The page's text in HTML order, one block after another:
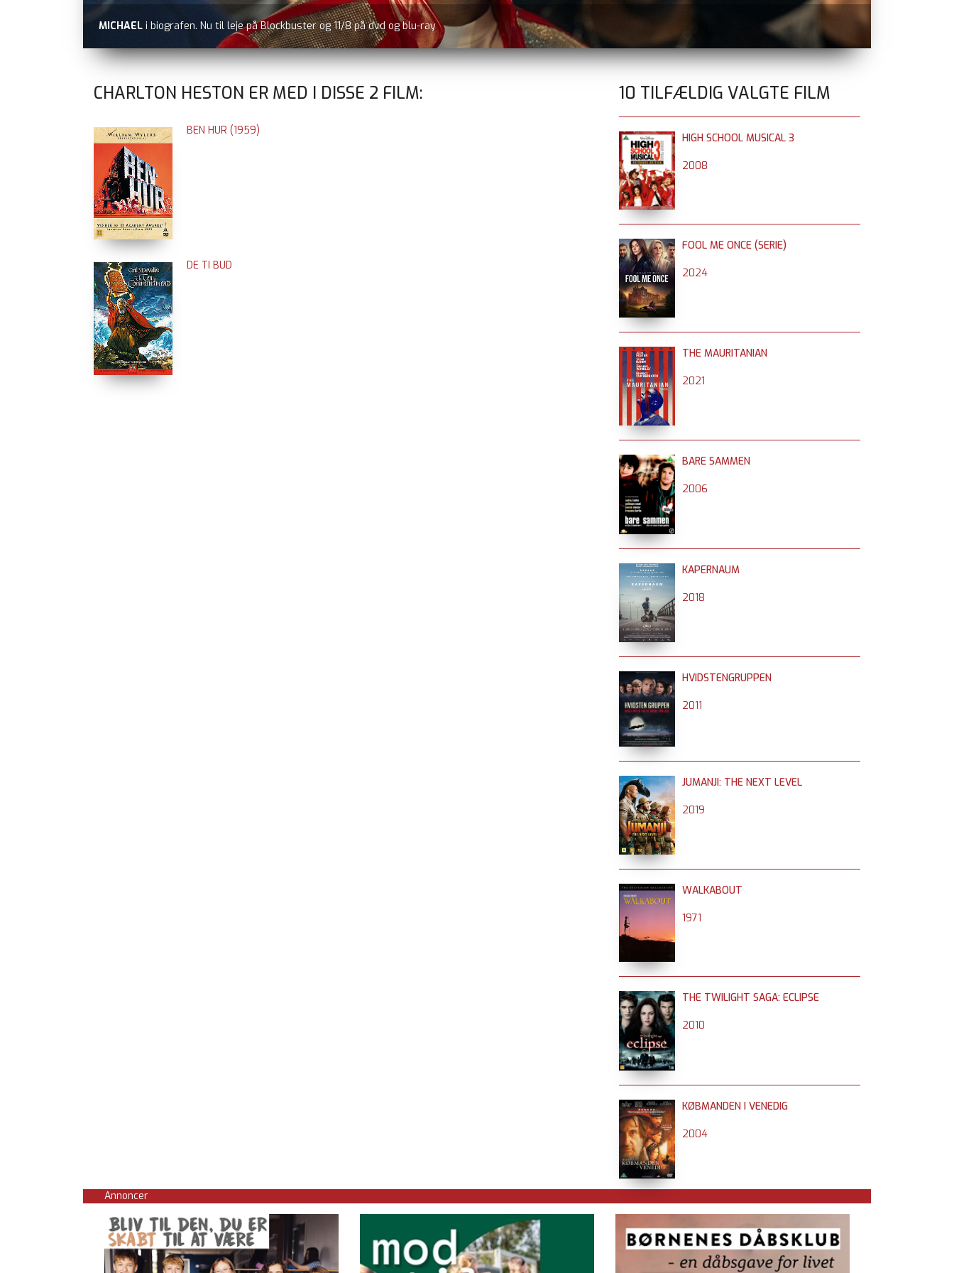
MICHAEL i biografen. Nu til leje på Blockbuster og 11/8 på dvd og blu-ray
CHARLTON HESTON ER MED I DISSE 2 FILM:
BEN HUR (1959)
DE TI BUD
10 TILFÆLDIG VALGTE FILM
HIGH SCHOOL MUSICAL 3
2008
FOOL ME ONCE (SERIE)
2024
THE MAURITANIAN
2021
BARE SAMMEN
2006
KAPERNAUM
2018
HVIDSTENGRUPPEN
2011
JUMANJI: THE NEXT LEVEL
2019
WALKABOUT
1971
THE TWILIGHT SAGA: ECLIPSE
2010
KØBMANDEN I VENEDIG
2004
Annoncer